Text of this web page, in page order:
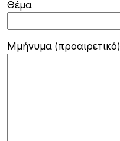
Θέμα
Μμήνυμα (προαιρετικό)